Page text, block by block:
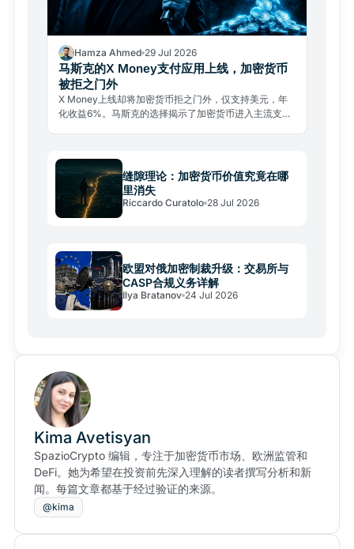
Hamza Ahmed 29 Jul 2026
马斯克的X Money支付应用上线，加密货币
被拒之门外
X Money上线却将加密货币拒之门外，仅支持美元，年
化收益6%。马斯克的选择揭示了加密货币进入主流支付
缝隙理论：加密货币价值究竟在哪
里消失
Riccardo Curatolo 28 Jul 2026
欧盟对俄加密制裁升级：交易所与
CASP合规义务详解
Ilya Bratanov 24 Jul 2026
Kima Avetisyan
SpazioCrypto 编辑，专注于加密货币市场、欧洲监管和
DeFi。她为希望在投资前先深入理解的读者撰写分析和新
闻。每篇文章都基于经过验证的来源。
@kima